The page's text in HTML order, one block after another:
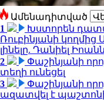
Ամենադիտված
1
Խստորեն
Ռուբինյանի կողմից
լինելը. Դանիել
2
Փաշինյանի
տեղի ունեցել
3
Փաշինյանի
ազատվել է